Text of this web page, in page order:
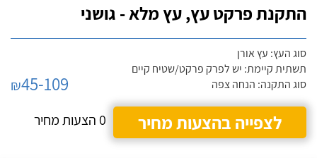
התקנת פרקט עץ, עץ מלא - גושני
סוג העץ: עץ אורן
תשתית קיימת: יש לפרק פרקט/שטיח קיים
סוג התקנה: הנחה צפה
₪45-109
לצפייה בהצעות מחיר
0 הצעות מחיר